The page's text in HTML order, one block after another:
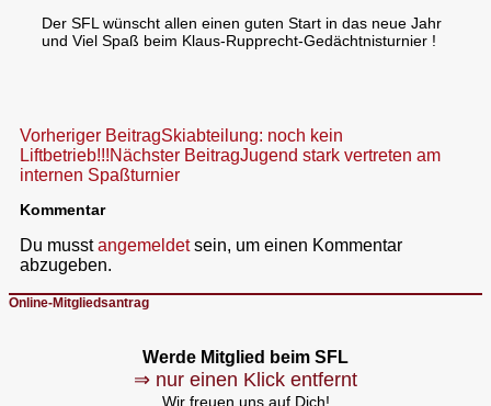
Der SFL wünscht allen einen guten Start in das neue Jahr
und Viel Spaß beim Klaus-Rupprecht-Gedächtnisturnier !
Beitragsnavigation
Vorheriger BeitragSkiabteilung: noch kein
Liftbetrieb!!!Nächster BeitragJugend stark vertreten am
internen Spaßturnier
Kommentar
Du musstangemeldetsein, um einen Kommentar
abzugeben.
Online-Mitgliedsantrag
Werde Mitglied beim SFL
⇒ nur einen Klick entfernt
Wir freuen uns auf Dich!